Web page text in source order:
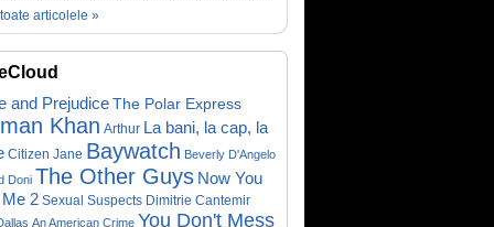
articolele »
and PrejudiceThe Polar Express
Khan Arthur La bani, la cap, la
Citizen Jane Baywatch Beverly D'Angelo
Doni The Other Guys Now You
2 Sexual Suspects Dimitrie Cantemir
An American Crime You Don't Mess